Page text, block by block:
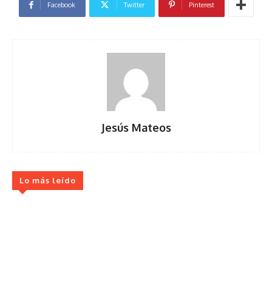
Facebook Twitter Pinterest
Jesús Mateos
Lo más leído